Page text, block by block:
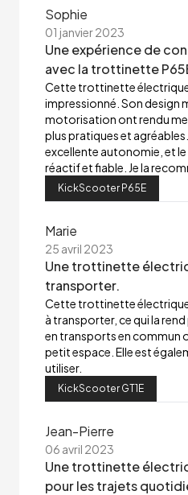
Sophie
01 janvier 2023
Une expérience de
avec la trottinette
Cette trottinette
impressionné. Son design
motorisation ont rendu
plus pratiques et
excellente autonomie, et
réactif et fiable. Je la
KickScooter P65E
Marie
25 avril 2023
Une trottinette
transporter.
Cette trottinette
à transporter, ce qui la
en transports en commun
petit espace. Elle est
utiliser.
KickScooter GT1E
Jean-Pierre
06 avril 2023
Une trottinette
pour les trajets